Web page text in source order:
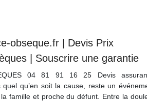
obseque.fr | Devis Prix
| Souscrire une garantie
04 81 91 16 25 Devis
qu’en soit la cause, reste un
famille et proche du défunt. Entre la